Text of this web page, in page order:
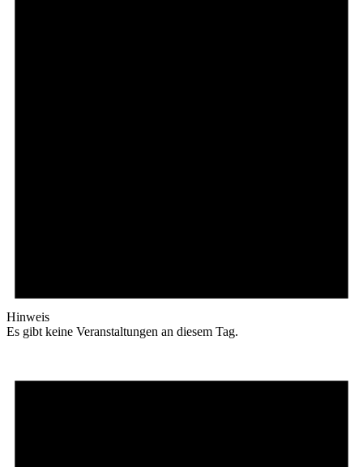
Hinweis
Es gibt keine Veranstaltungen an diesem Tag.